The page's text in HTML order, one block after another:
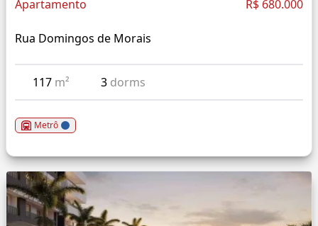
Apartamento R$ 680.000
Rua Domingos de Morais
117 m² 3 dorms
Metrô